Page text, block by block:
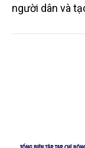
người dân và
chén, dĩa... từ